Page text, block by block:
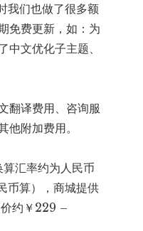
我们也做了很多额
免费更新，如：为
中文优化子主题、
翻译费用、咨询服
他附加费用。
汇率约为人民币
币算），商城提供
约￥229 –